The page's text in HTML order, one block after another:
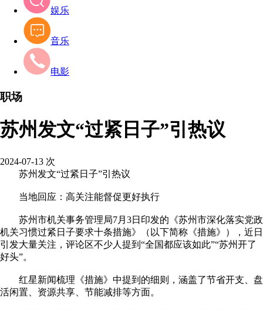
娱乐
音乐
电影
职场
苏州发文“过紧日子”引热议
2024-07-13 次
苏州发文“过紧日子”引热议
当地回应：高关注能督促更好执行
苏州市机关事务管理局7月3日印发的《苏州市深化落实党政
机关习惯过紧日子要求十条措施》（以下简称《措施》），近日
引发大量关注，评论区不少人提到“全国都应该如此”“苏州开了
好头”。
红星新闻梳理《措施》中提到的细则，涵盖了节省开支、盘
活闲置、资源共享、节能减排等方面。